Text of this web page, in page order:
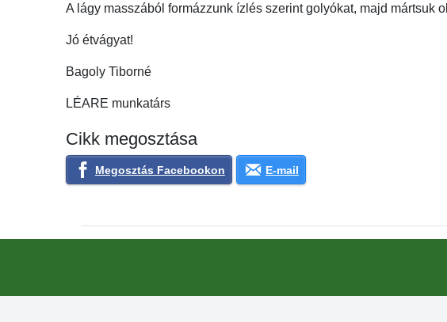
A lágy masszából formázzunk ízlés szerint golyókat, majd mártsuk
Jó étvágyat!
Bagoly Tiborné
LÉARE munkatárs
Cikk megosztása
Megosztás Facebookon E-mail